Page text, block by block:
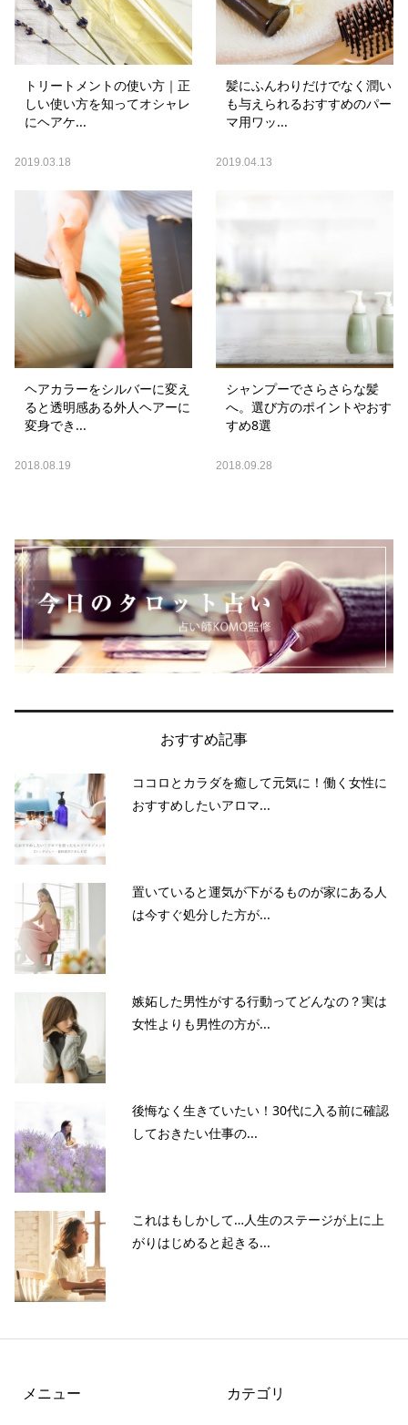
トリートメントの使い方｜正
しい使い方を知ってオシャレ
にヘアケ...
2019.03.18
髪にふんわりだけでなく潤い
も与えられるおすすめのパー
マ用ワッ...
2019.04.13
ヘアカラーをシルバーに変え
ると透明感ある外人ヘアーに
変身でき...
2018.08.19
シャンプーでさらさらな髪
へ。選び方のポイントやおす
すめ8選
2018.09.28
おすすめ記事
ココロとカラダを癒して元気に！働く女性に
おすすめしたいアロマ...
置いていると運気が下がるものが家にある人
は今すぐ処分した方が...
嫉妬した男性がする行動ってどんなの？実は
女性よりも男性の方が...
後悔なく生きていたい！30代に入る前に確認
しておきたい仕事の...
これはもしかして…人生のステージが上に上
がりはじめると起きる...
メニュー カテゴリ